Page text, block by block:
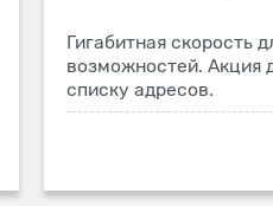
Гигабитная скорость
возможностей. Акция
списку адресов.